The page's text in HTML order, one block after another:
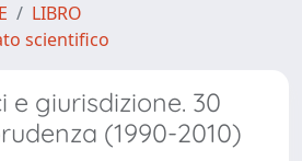
LIBRO
scientifico
e giurisdizione. 30
(1990-2010)